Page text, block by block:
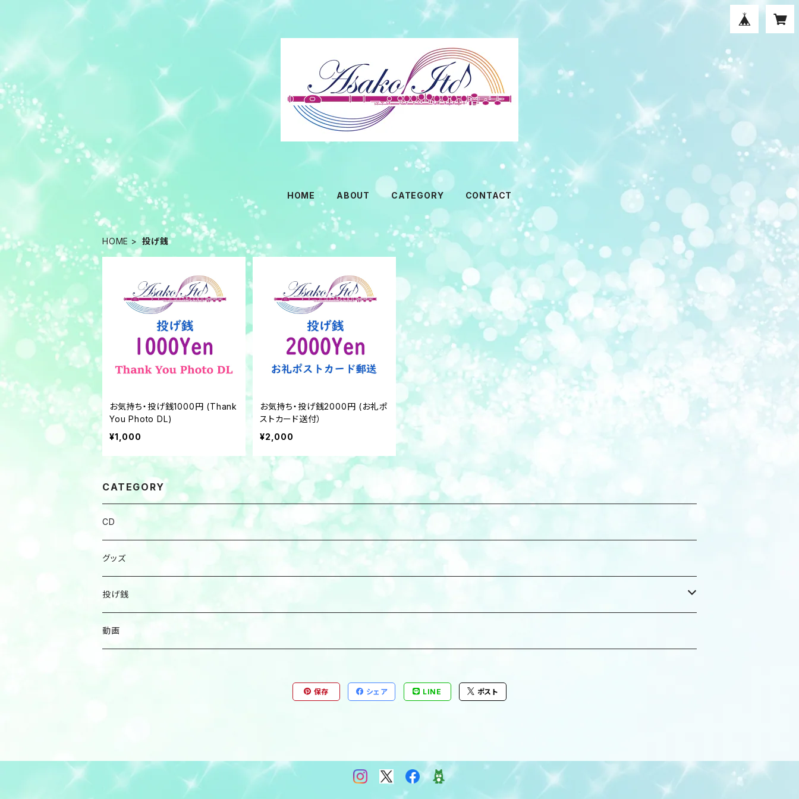
HOME ABOUT CATEGORY CONTACT
HOME 投げ銭
お気持ち・投げ銭1000円 (Thank
You Photo DL)
¥1,000
お気持ち・投げ銭2000円 (お礼ポ
ストカード送付）
¥2,000
CATEGORY
CD
グッズ
投げ銭
その他
動画
保存 シェア LINE ポスト